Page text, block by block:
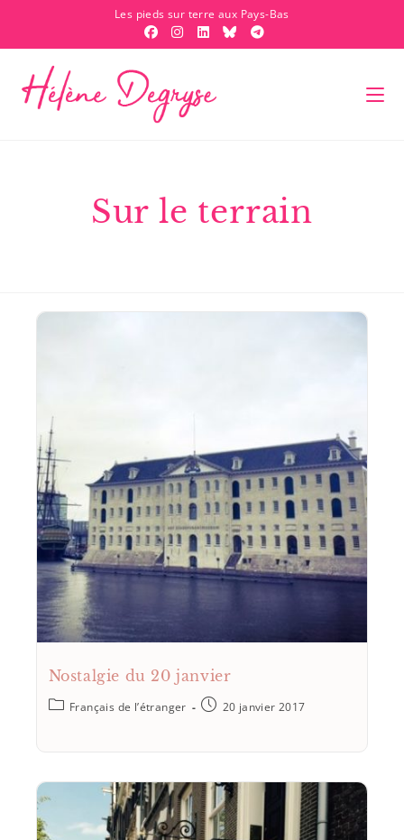
Les pieds sur terre aux Pays-Bas
Sur le terrain
Nostalgie du 20 janvier
Français de l’étranger 20 janvier 2017